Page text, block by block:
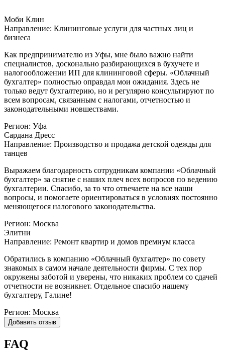
Моби Клин
Направление: Клининговые услуги для частных лиц и
бизнеса
Как предпринимателю из Уфы, мне было важно найти
специалистов, досконально разбирающихся в бухучете и
налогообложении ИП для клининговой сферы. «Облачный
бухгалтер» полностью оправдал мои ожидания. Здесь не
только ведут бухгалтерию, но и регулярно консультируют по
всем вопросам, связанным с налогами, отчетностью и
законодательными новшествами.
Регион: Уфа
Сардана Дресс
Направление: Производство и продажа детской одежды для
танцев
Выражаем благодарность сотрудникам компании «Облачный
бухгалтер» за снятие с наших плеч всех вопросов по ведению
бухгалтерии. Спасибо, за то что отвечаете на все наши
вопросы, и помогаете ориентироваться в условиях постоянно
меняющегося налогового законодательства.
Регион: Москва
Элитни
Направление: Ремонт квартир и домов премиум класса
Обратились в компанию «Облачный бухгалтер» по совету
знакомых в самом начале деятельности фирмы. С тех пор
окружены заботой и уверены, что никаких проблем со сдачей
отчетности не возникнет. Отдельное спасибо нашему
бухгалтеру, Галине!
Регион: Москва
Добавить отзыв
FAQ